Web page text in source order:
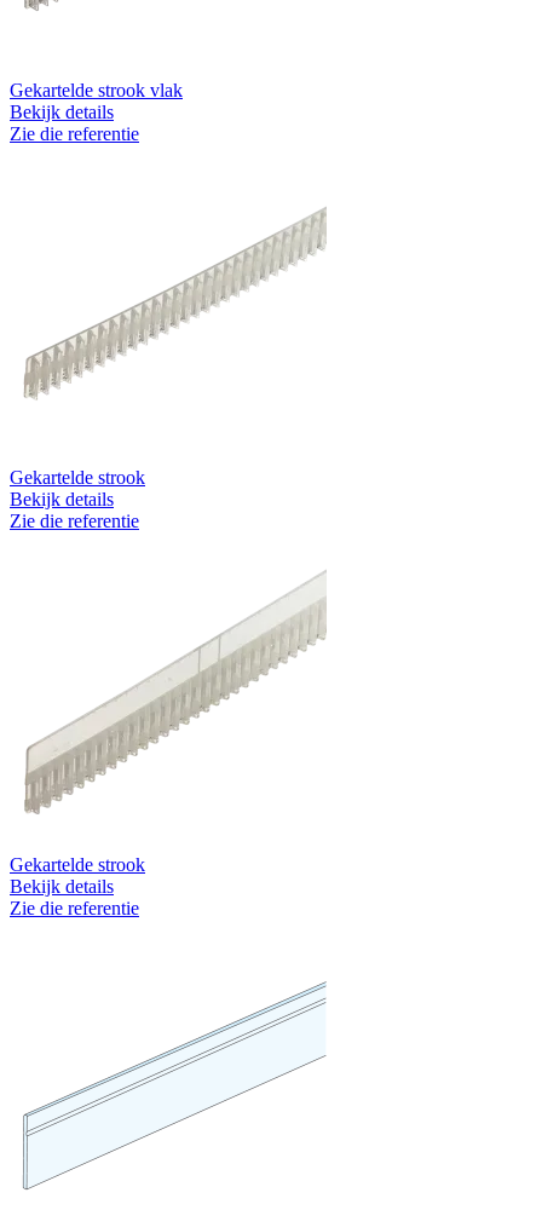
Gekartelde strook vlak
Bekijk details
Zie die referentie
Gekartelde strook
Bekijk details
Zie die referentie
Gekartelde strook
Bekijk details
Zie die referentie